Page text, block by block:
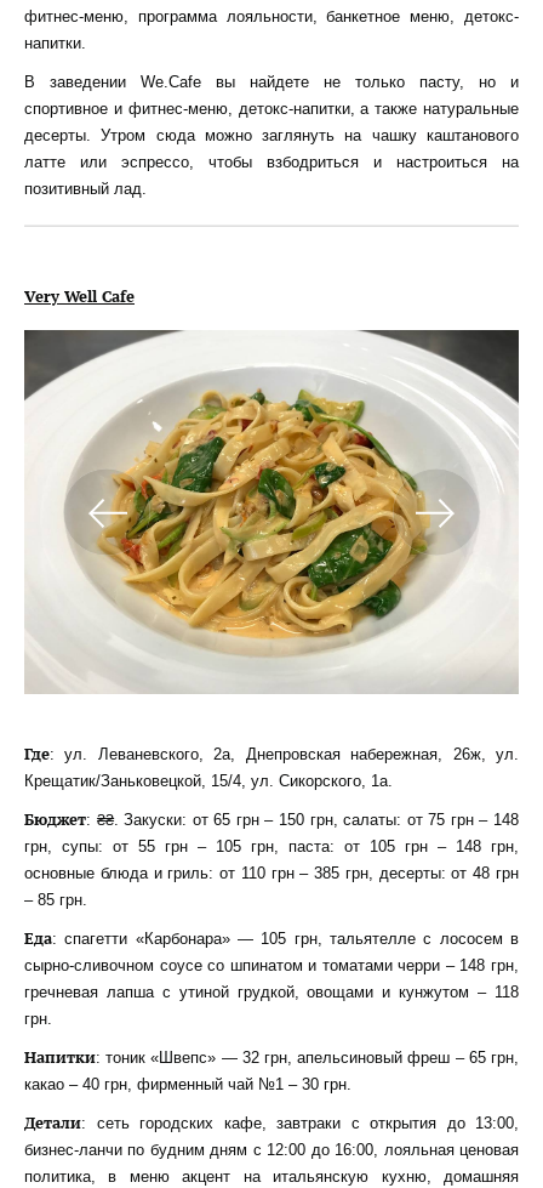
фитнес-меню, программа лояльности, банкетное меню, детокс-
напитки.
В заведении We.Cafe вы найдете не только пасту, но и
спортивное и фитнес-меню, детокс-напитки, а также натуральные
десерты. Утром сюда можно заглянуть на чашку каштанового
латте или эспрессо, чтобы взбодриться и настроиться на
позитивный лад.
Very Well Cafe
Где: ул. Леваневского, 2а, Днепровская набережная, 26ж, ул.
Крещатик/Заньковецкой, 15/4, ул. Сикорского, 1а.
Бюджет: ₴₴. Закуски: от 65 грн – 150 грн, салаты: от 75 грн – 148
грн, супы: от 55 грн – 105 грн, паста: от 105 грн – 148 грн,
основные блюда и гриль: от 110 грн – 385 грн, десерты: от 48 грн
– 85 грн.
Еда: спагетти «Карбонара» — 105 грн, тальятелле с лососем в
сырно-сливочном соусе со шпинатом и томатами черри – 148 грн,
гречневая лапша с утиной грудкой, овощами и кунжутом – 118
грн.
Напитки: тоник «Швепс» — 32 грн, апельсиновый фреш – 65 грн,
какао – 40 грн, фирменный чай №1 – 30 грн.
Детали: сеть городских кафе, завтраки с открытия до 13:00,
бизнес-ланчи по будним дням с 12:00 до 16:00, лояльная ценовая
политика, в меню акцент на итальянскую кухню, домашняя